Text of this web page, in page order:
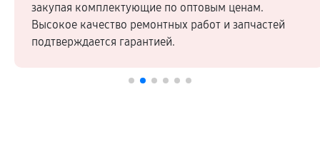
закупая комплектующие по оптовым ценам.
Высокое качество ремонтных работ и запчастей
подтверждается гарантией.